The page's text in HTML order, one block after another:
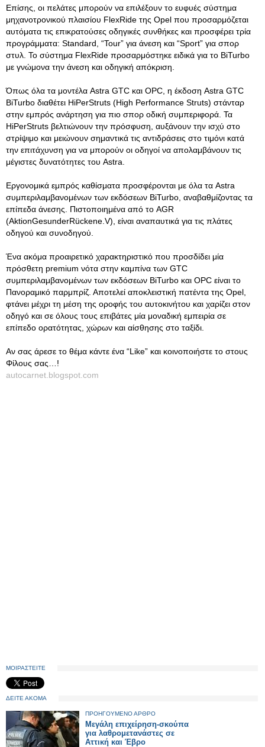
Επίσης, οι πελάτες μπορούν να επιλέξουν το ευφυές σύστημα
μηχανοτρονικού πλαισίου FlexRide της Opel που προσαρμόζεται
αυτόματα τις επικρατούσες οδηγικές συνθήκες και προσφέρει τρία
προγράμματα: Standard, “Tour” για άνεση και “Sport” για σπορ
στυλ. Το σύστημα FlexRide προσαρμόστηκε ειδικά για το BiTurbo
με γνώμονα την άνεση και οδηγική απόκριση.
Όπως όλα τα μοντέλα Astra GTC και OPC, η έκδοση Astra GTC
BiTurbo διαθέτει HiPerStruts (High Performance Struts) στάνταρ
στην εμπρός ανάρτηση για πιο σπορ οδική συμπεριφορά. Τα
HiPerStruts βελτιώνουν την πρόσφυση, αυξάνουν την ισχύ στο
στρίψιμο και μειώνουν σημαντικά τις αντιδράσεις στο τιμόνι κατά
την επιτάχυνση για να μπορούν οι οδηγοί να απολαμβάνουν τις
μέγιστες δυνατότητες του Astra.
Εργονομικά εμπρός καθίσματα προσφέρονται με όλα τα Astra
συμπεριλαμβανομένων των εκδόσεων BiTurbo, αναβαθμίζοντας τα
επίπεδα άνεσης. Πιστοποιημένα από το AGR
(AktionGesunderRückene.V), είναι αναπαυτικά για τις πλάτες
οδηγού και συνοδηγού.
Ένα ακόμα προαιρετικό χαρακτηριστικό που προσδίδει μία
πρόσθετη premium νότα στην καμπίνα των GTC
συμπεριλαμβανομένων των εκδόσεων BiTurbo και OPC είναι το
Πανοραμικό παρμπρίζ. Αποτελεί αποκλειστική πατέντα της Opel,
φτάνει μέχρι τη μέση της οροφής του αυτοκινήτου και χαρίζει στον
οδηγό και σε όλους τους επιβάτες μία μοναδική εμπειρία σε
επίπεδο ορατότητας, χώρων και αίσθησης στο ταξίδι.
Αν σας άρεσε το θέμα κάντε ένα “Like” και κοινοποιήστε το στους
Φίλους σας…!
autocarnet.blogspot.com
ΜΟΙΡΑΣΤΕΙΤΕ
ΔΕΙΤΕ ΑΚΟΜΑ
ΠΡΟΗΓΟΥΜΕΝΟ ΑΡΘΡΟ
Μεγάλη επιχείρηση-σκούπα
για λαθρομετανάστες σε
Αττική και Έβρο